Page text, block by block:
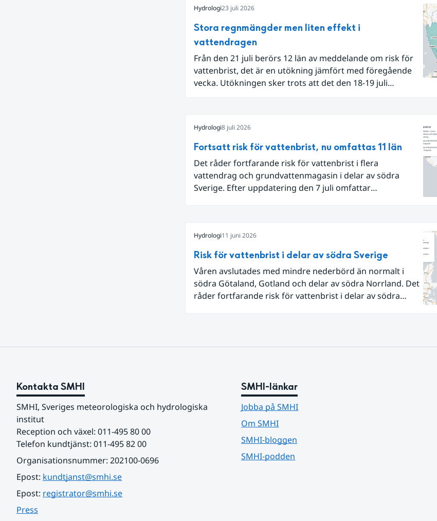
Hydrologi23 juli 2026
Stora regnmängder men liten effekt i
vattendragen
Från den 21 juli berörs 12 län av meddelande om risk för
vattenbrist, det är en utökning jämfört med föregående
vecka. Utökningen sker trots att det den 18-19 juli
Hydrologi8 juli 2026
Fortsatt risk för vattenbrist, nu omfattas 11 län
Det råder fortfarande risk för vattenbrist i flera
vattendrag och grundvattenmagasin i delar av södra
Sverige. Efter uppdatering den 7 juli omfattar
Hugo Rudebeck, vakthavande hydrolog på SMHI.
Hydrologi11 juni 2026
Risk för vattenbrist i delar av södra Sverige
Våren avslutades med mindre nederbörd än normalt i
södra Götaland, Gotland och delar av södra Norrland. Det
råder fortfarande risk för vattenbrist i delar av södra
att återställa balansen.
Kontakta SMHI
SMHI, Sveriges meteorologiska och hydrologiska
institut
Reception och växel: 011-495 80 00
Telefon kundtjänst: 011-495 82 00
Organisationsnummer: 202100-0696
Epost: kundtjanst@smhi.se
Epost: registrator@smhi.se
Press
SMHI-länkar
Jobba på SMHI
Om SMHI
SMHI-bloggen
SMHI-podden